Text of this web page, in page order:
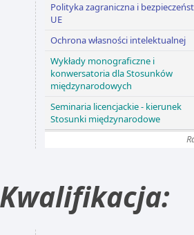
Polityka zagraniczna i
UE
Ochrona własności intelektualnej
Wykłady monograficzne i
konwersatoria dla Stosunków
międzynarodowych
Seminaria licencjackie - kierunek
Stosunki międzynarodowe
Kwalifikacja: